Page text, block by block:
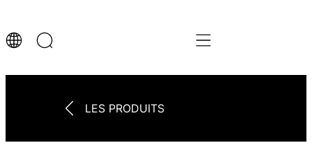
LES PRODUITS